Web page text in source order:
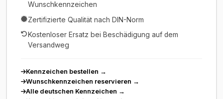
Wunschkennzeichen
Zertifizierte Qualität nach DIN-Norm
Kostenloser Ersatz bei Beschädigung auf dem
Versandweg
Kennzeichen bestellen →
Wunschkennzeichen reservieren →
Alle deutschen Kennzeichen →